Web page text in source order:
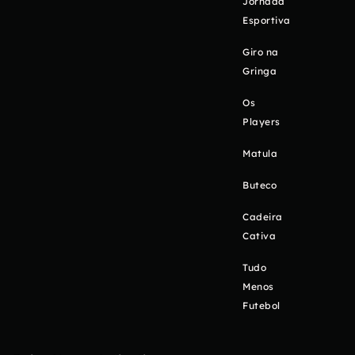
Esportiva
Giro na
Gringa
Os
Players
Matula
Buteco
Cadeira
Cativa
Tudo
Menos
Futebol